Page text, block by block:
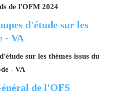
de l'OFM 2024
sur les thèmes issus du
- VA